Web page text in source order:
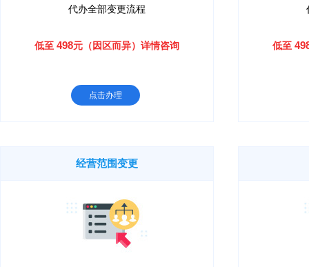
代办全部变更流程
低至 498元（因区而异）详情咨询
点击办理
低至
经营范围变更